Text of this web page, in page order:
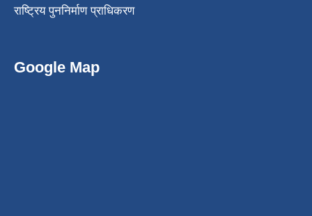
राष्ट्रिय पुननिर्माण प्राधिकरण
Google Map